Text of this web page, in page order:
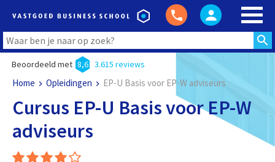
Beoordeeld met 8,6 3.615 reviews
Home Opleidingen EP-U Basis voor EP-W adviseurs
Cursus EP-U Basis voor EP-W
adviseurs